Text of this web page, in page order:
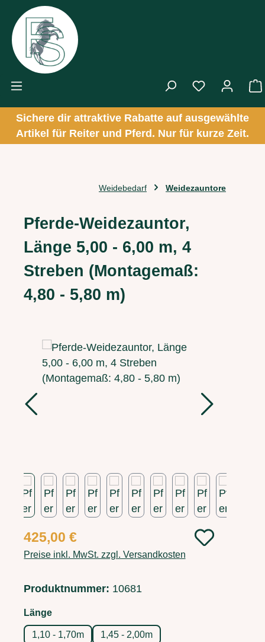
Zum Hauptinhalt springen
Sichere dir attraktive Rabatte auf ausgewählte
Artikel für Reiter und Pferd. Nur für kurze Zeit.
Weidebedarf Weidezauntore
Pferde-Weidezauntor,
Länge 5,00 - 6,00 m, 4
Streben (Montagemaß:
4,80 - 5,80 m)
Bildergalerie überspringen
Regulärer Preis:
425,00 €
Preise inkl. MwSt. zzgl. Versandkosten
Produktnummer: 10681
Längeauswählen
1,10 - 1,70m
1,45 - 2,00m